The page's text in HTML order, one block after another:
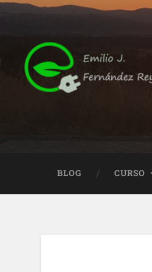
BLOG CURSO